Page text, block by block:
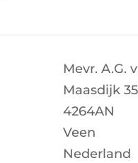
Mevr. A.G.
Maasdijk
4264AN
Veen
Nederland